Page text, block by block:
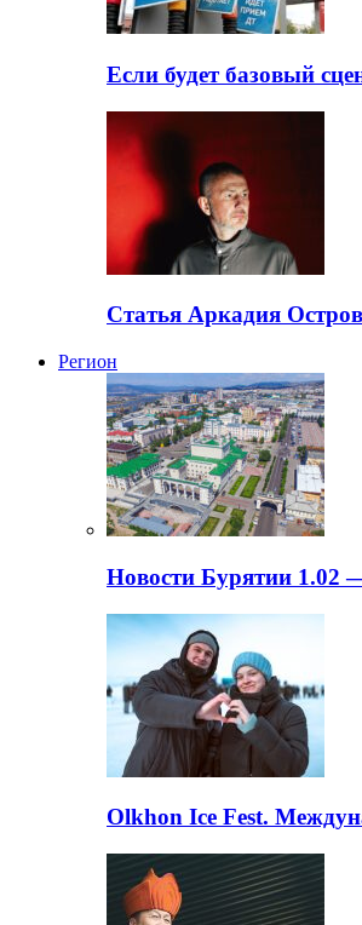
Если будет базовый
Статья Аркадия
Регион
Новости Бурятии 1.02
Olkhon Ice Fest.